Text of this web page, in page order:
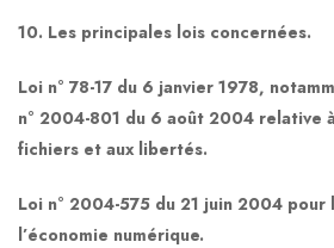
10. Les principales lois concernées.
Loi n° 78-17 du 6 janvier 1978,
n° 2004-801 du 6 août 2004 relative
fichiers et aux libertés.
Loi n° 2004-575 du 21 juin 2004 pour
l’économie numérique.